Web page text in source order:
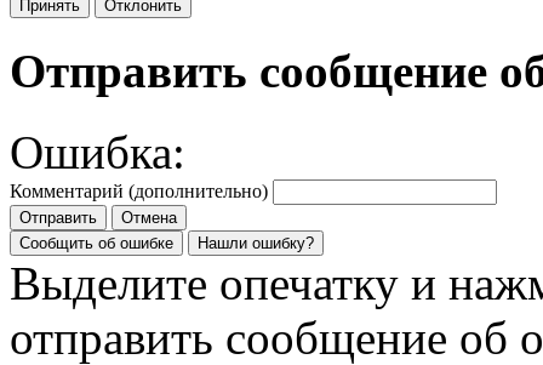
Принять Отклонить
Отправить сообщение
Ошибка:
Комментарий (дополнительно)
Отправить
Отмена
Сообщить об ошибке
Нашли ошибку?
Выделите опечатку и
отправить сообщение об